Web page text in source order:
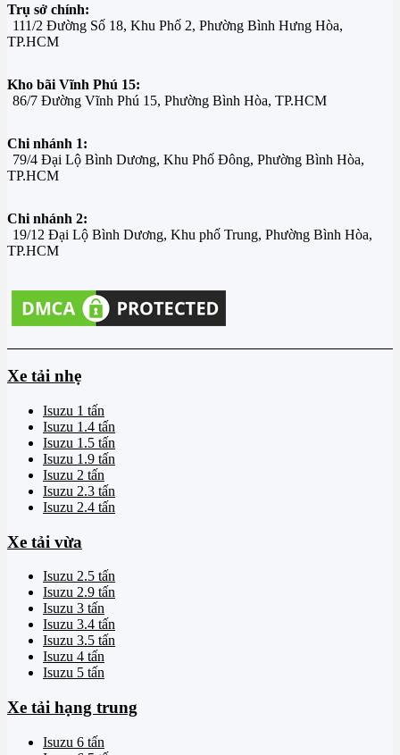
Trụ sở chính:
111/2 Đường Số 18, Khu Phố 2, Phường Bình Hưng Hòa,
TP.HCM
Kho bãi Vĩnh Phú 15:
86/7 Đường Vĩnh Phú 15, Phường Bình Hòa, TP.HCM
Chi nhánh 1:
79/4 Đại Lộ Bình Dương, Khu Phố Đông, Phường Bình Hòa,
TP.HCM
Chi nhánh 2:
19/12 Đại Lộ Bình Dương, Khu phố Trung, Phường Bình Hòa,
TP.HCM
Xe tải nhẹ
Isuzu 1 tấn
Isuzu 1.4 tấn
Isuzu 1.5 tấn
Isuzu 1.9 tấn
Isuzu 2 tấn
Isuzu 2.3 tấn
Isuzu 2.4 tấn
Xe tải vừa
Isuzu 2.5 tấn
Isuzu 2.9 tấn
Isuzu 3 tấn
Isuzu 3.4 tấn
Isuzu 3.5 tấn
Isuzu 4 tấn
Isuzu 5 tấn
Xe tải hạng trung
Isuzu 6 tấn